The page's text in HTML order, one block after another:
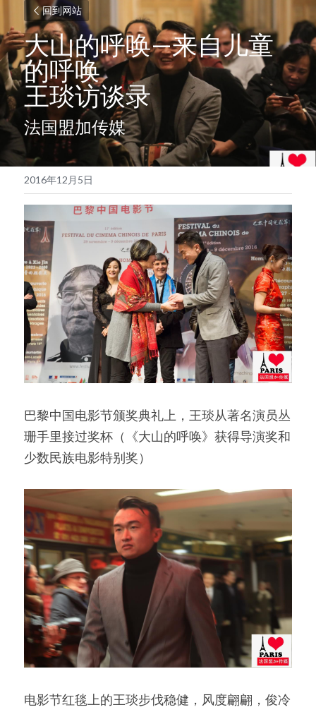
回到网站
大山的呼唤—来自儿童
的呼唤
王琰访谈录
法国盟加传媒
2016年12月5日
巴黎中国电影节颁奖典礼上，王琰从著名演员丛
珊手里接过奖杯（《大山的呼唤》获得导演奖和
少数民族电影特别奖）
电影节红毯上的王琰步伐稳健，风度翩翩，俊冷